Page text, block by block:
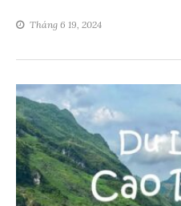
Tháng 6 19, 2024